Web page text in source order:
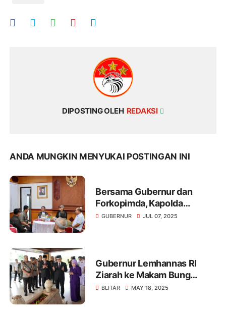
DIPOSTING OLEH REDAKSI
ANDA MUNGKIN MENYUKAI POSTINGAN INI
Bersama Gubernur dan
Forkopimda, Kapolda
Kalteng Sambut Kunjungan
GUBERNUR JUL 07, 2025
Gubernur Lemhannas RI
Ziarah ke Makam Bung
Karno
BLITAR MAY 18, 2025